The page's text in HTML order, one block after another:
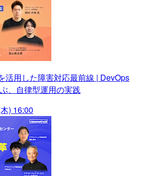
活用した障害対応最前線 | DevOps
、自律型運用の実践
) 16:00